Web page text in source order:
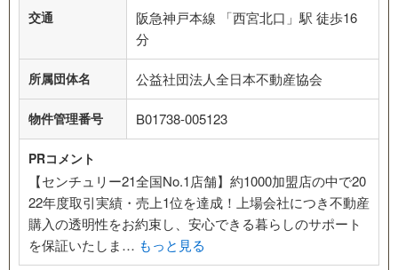
交通
阪急神戸本線 「西宮北口」駅 徒歩16
分
所属団体名 公益社団法人全日本不動産協会
物件管理番号 B01738-005123
PRコメント
【センチュリー21全国No.1店舗】約1000加盟店の中で20
22年度取引実績・売上1位を達成！上場会社につき不動産
購入の透明性をお約束し、安心できる暮らしのサポート
を保証いたしま… もっと見る